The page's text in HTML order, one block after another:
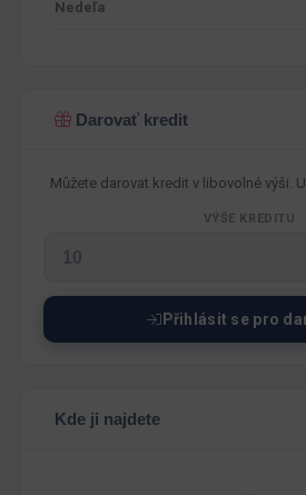
Nedeľa
Darovať kredit
Můžete darovat kredit v libovolné výši.
VÝŠE KREDITU
Přihlásit se pro
Kde ji najdete